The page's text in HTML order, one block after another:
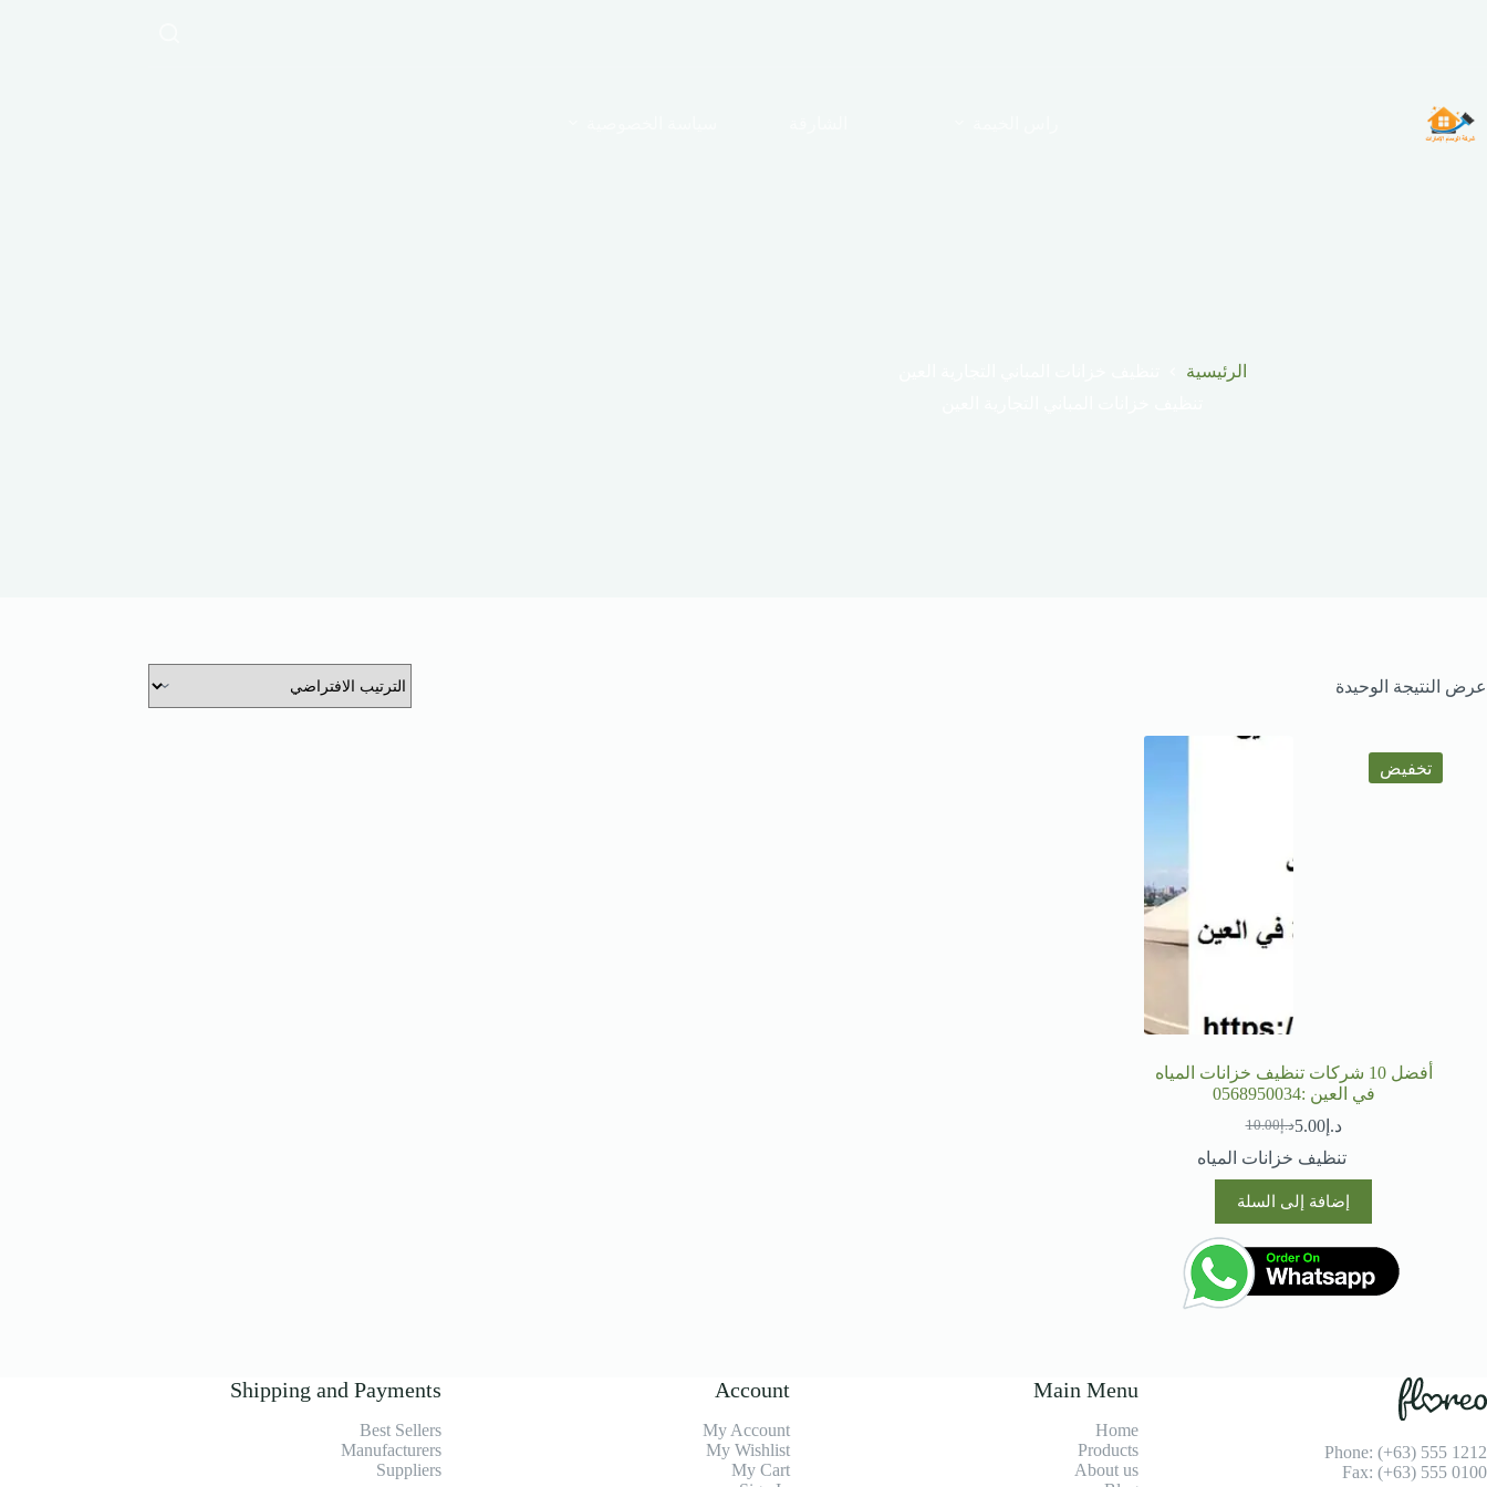
الرئيسية
عرض النتيجة الوحيدة
تخفيض
أفضل 10 شركات تنظيف خزانات المياه
في العين :0568950034
د.إ10.00
السعر
الأصلي
هو:
د.إ5.00السعر
الحالي
هو:
تنظيف خزانات المياه
إضافة إلى السلة
Phone: (+63) 555 1212
Fax: (+63) 555 0100
Main Menu
Home
Products
About us
Account
My Account
My Wishlist
My Cart
Shipping and Payments
Best Sellers
Manufacturers
Suppliers